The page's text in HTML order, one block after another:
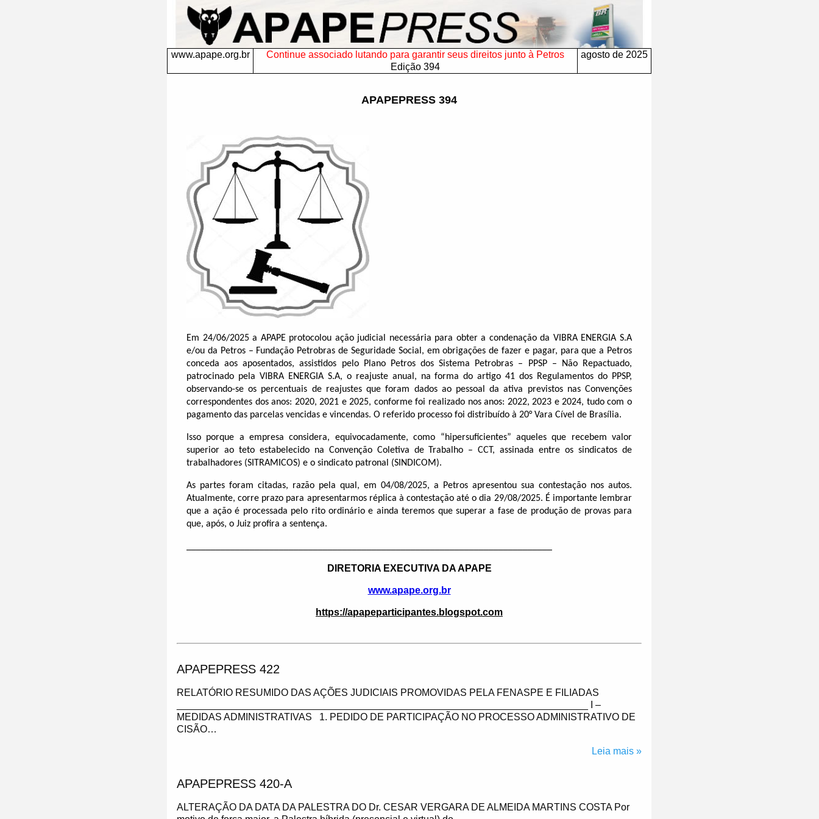
www.apape.org.br
Continue associado lutando para garantir seus direitos junto à Petros
Edição 394
agosto de 2025
APAPEPRESS 394
Em 24/06/2025 a APAPE protocolou ação judicial necessária para obter a condenação da VIBRA ENERGIA S.A
e/ou da Petros – Fundação Petrobras de Seguridade Social, em obrigações de fazer e pagar, para que a Petros
conceda aos aposentados, assistidos pelo Plano Petros dos Sistema Petrobras – PPSP – Não Repactuado,
patrocinado pela VIBRA ENERGIA S.A, o reajuste anual, na forma do artigo 41 dos Regulamentos do PPSP,
observando-se os percentuais de reajustes que foram dados ao pessoal da ativa previstos nas Convenções
correspondentes dos anos: 2020, 2021 e 2025, conforme foi realizado nos anos: 2022, 2023 e 2024, tudo com o
pagamento das parcelas vencidas e vincendas. O referido processo foi distribuído à 20° Vara Cível de Brasília.
Isso porque a empresa considera, equivocadamente, como “hipersuficientes” aqueles que recebem valor
superior ao teto estabelecido na Convenção Coletiva de Trabalho – CCT, assinada entre os sindicatos de
trabalhadores (SITRAMICOS) e o sindicato patronal (SINDICOM).
As partes foram citadas, razão pela qual, em 04/08/2025, a Petros apresentou sua contestação nos autos.
Atualmente, corre prazo para apresentarmos réplica à contestação até o dia 29/08/2025. É importante lembrar
que a ação é processada pelo rito ordinário e ainda teremos que superar a fase de produção de provas para
que, após, o Juiz profira a sentença.
DIRETORIA EXECUTIVA DA APAPE
www.apape.org.br
https://apapeparticipantes.blogspot.com
APAPEPRESS 422
RELATÓRIO RESUMIDO DAS AÇÕES JUDICIAIS PROMOVIDAS PELA FENASPE E FILIADAS
___________________________________________________________________________ I –
MEDIDAS ADMINISTRATIVAS 1. PEDIDO DE PARTICIPAÇÃO NO PROCESSO ADMINISTRATIVO DE
CISÃO…
Leia mais »
APAPEPRESS 420-A
ALTERAÇÃO DA DATA DA PALESTRA DO Dr. CESAR VERGARA DE ALMEIDA MARTINS COSTA Por